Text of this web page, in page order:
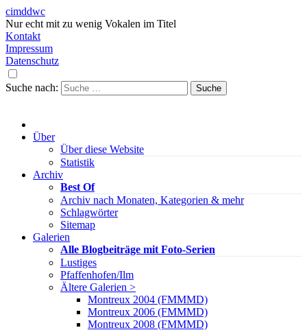
cimddwc
Nur echt mit zu wenig Vokalen im Titel
Kontakt
Impressum
Datenschutz
Suche nach:
Über
Über diese Website
Statistik
Archiv
Best Of
Archiv nach Monaten, Kategorien & mehr
Schlagwörter
Sitemap
Galerien
Alle Blogbeiträge mit Foto-Serien
Lustiges
Pfaffenhofen/Ilm
Ältere Galerien >
Montreux 2004 (FMMMD)
Montreux 2006 (FMMMD)
Montreux 2008 (FMMMD)